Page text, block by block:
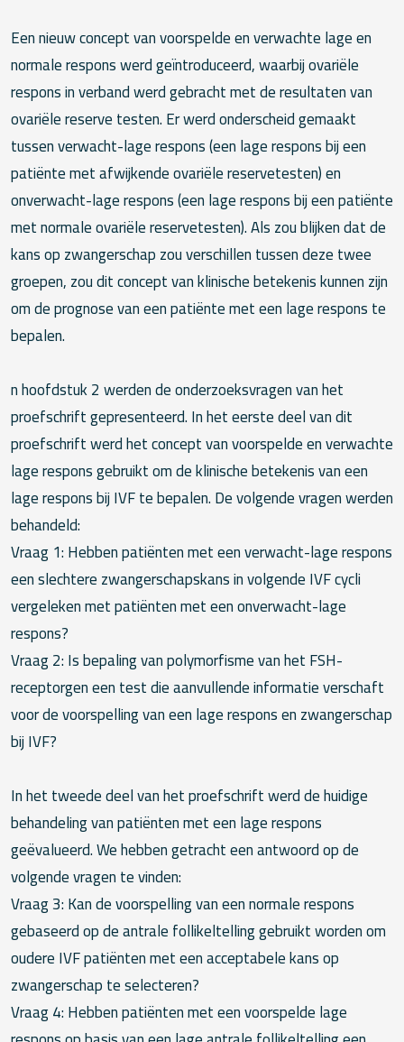
Een nieuw concept van voorspelde en verwachte lage en
normale respons werd geïntroduceerd, waarbij ovariële
respons in verband werd gebracht met de resultaten van
ovariële reserve testen. Er werd onderscheid gemaakt
tussen verwacht-lage respons (een lage respons bij een
patiënte met afwijkende ovariële reservetesten) en
onverwacht-lage respons (een lage respons bij een patiënte
met normale ovariële reservetesten). Als zou blijken dat de
kans op zwangerschap zou verschillen tussen deze twee
groepen, zou dit concept van klinische betekenis kunnen zijn
om de prognose van een patiënte met een lage respons te
bepalen.
n hoofdstuk 2 werden de onderzoeksvragen van het
proefschrift gepresenteerd. In het eerste deel van dit
proefschrift werd het concept van voorspelde en verwachte
lage respons gebruikt om de klinische betekenis van een
lage respons bij IVF te bepalen. De volgende vragen werden
behandeld:
Vraag 1: Hebben patiënten met een verwacht-lage respons
een slechtere zwangerschapskans in volgende IVF cycli
vergeleken met patiënten met een onverwacht-lage
respons?
Vraag 2: Is bepaling van polymorfisme van het FSH-
receptorgen een test die aanvullende informatie verschaft
voor de voorspelling van een lage respons en zwangerschap
bij IVF?
In het tweede deel van het proefschrift werd de huidige
behandeling van patiënten met een lage respons
geëvalueerd. We hebben getracht een antwoord op de
volgende vragen te vinden:
Vraag 3: Kan de voorspelling van een normale respons
gebaseerd op de antrale follikeltelling gebruikt worden om
oudere IVF patiënten met een acceptabele kans op
zwangerschap te selecteren?
Vraag 4: Hebben patiënten met een voorspelde lage